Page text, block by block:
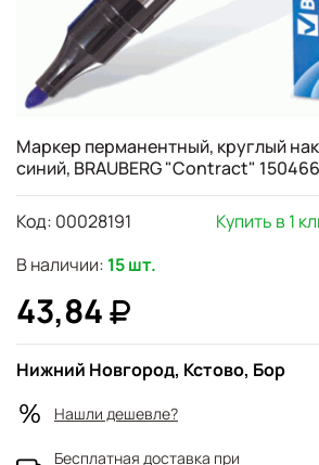
Маркер перманентный, круглый
синий, BRAUBERG "Contract" 150466
В наличии: 15 шт.
43,84
Код: 00028191 Купить в 1
Нижний Новгород, Кстово, Бор
Нашли дешевле?
Бесплатная доставка при